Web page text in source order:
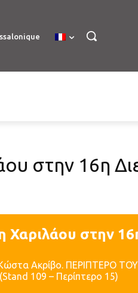
στην 16η
Χαριλάου στην
Κώστα Ακρίβο. ΠΕΡΙΠΤΕΡΟ
109 – Περίπτερο 15)